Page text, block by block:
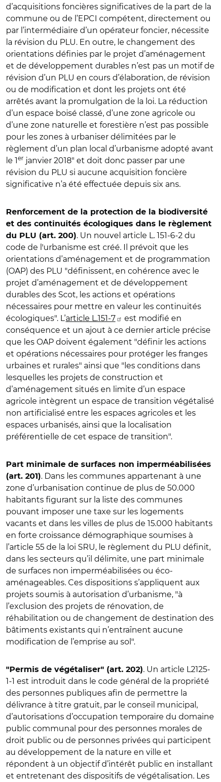
d’acquisitions foncières significatives de la part de la
commune ou de l’EPCI compétent, directement ou
par l’intermédiaire d’un opérateur foncier, nécessite
la révision du PLU. En outre, le changement des
orientations définies par le projet d’aménagement
et de développement durables n’est pas un motif de
révision d’un PLU en cours d’élaboration, de révision
ou de modification et dont les projets ont été
arrêtés avant la promulgation de la loi. La réduction
d’un espace boisé classé, d’une zone agricole ou
d’une zone naturelle et forestière n’est pas possible
pour les zones à urbaniser délimitées par le
règlement d’un plan local d’urbanisme adopté avant
le 1er janvier 2018" et doit donc passer par une
révision du PLU si aucune acquisition foncière
significative n’a été effectuée depuis six ans.
Renforcement de la protection de la biodiversité
et des continuités écologiques dans le règlement
du PLU (art. 200). Un nouvel article L. 151-6-2 du
code de l'urbanisme est créé. Il prévoit que les
orientations d’aménagement et de programmation
(OAP) des PLU "définissent, en cohérence avec le
projet d’aménagement et de développement
durables des Scot, les actions et opérations
nécessaires pour mettre en valeur les continuités
écologiques". L’article L.151-7
est modifié en
conséquence et un ajout à ce dernier article précise
que les OAP doivent également "définir les actions
et opérations nécessaires pour protéger les franges
urbaines et rurales" ainsi que "les conditions dans
lesquelles les projets de construction et
d’aménagement situés en limite d’un espace
agricole intègrent un espace de transition végétalisé
non artificialisé entre les espaces agricoles et les
espaces urbanisés, ainsi que la localisation
préférentielle de cet espace de transition".
Part minimale de surfaces non imperméabilisées
(art. 201). Dans les communes appartenant à une
zone d’urbanisation continue de plus de 50.000
habitants figurant sur la liste des communes
pouvant imposer une taxe sur les logements
vacants et dans les villes de plus de 15.000 habitants
en forte croissance démographique soumises à
l’article 55 de la loi SRU, le règlement du PLU définit,
dans les secteurs qu’il délimite, une part minimale
de surfaces non imperméabilisées ou éco-
aménageables. Ces dispositions s’appliquent aux
projets soumis à autorisation d’urbanisme, "à
l’exclusion des projets de rénovation, de
réhabilitation ou de changement de destination des
bâtiments existants qui n’entraînent aucune
modification de l’emprise au sol".
"Permis de végétaliser" (art. 202). Un article L2125-
1-1 est introduit dans le code général de la propriété
des personnes publiques afin de permettre la
délivrance à titre gratuit, par le conseil municipal,
d’autorisations d’occupation temporaire du domaine
public communal pour des personnes morales de
droit public ou de personnes privées qui participent
au développement de la nature en ville et
répondent à un objectif d’intérêt public en installant
et entretenant des dispositifs de végétalisation. Les